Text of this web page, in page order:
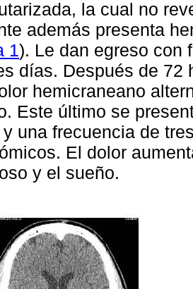
la cual no
además presenta
1). Le dan egreso con
días. Después de 72
hemicraneano
Este último se
y una frecuencia de
El dolor
y el sueño.